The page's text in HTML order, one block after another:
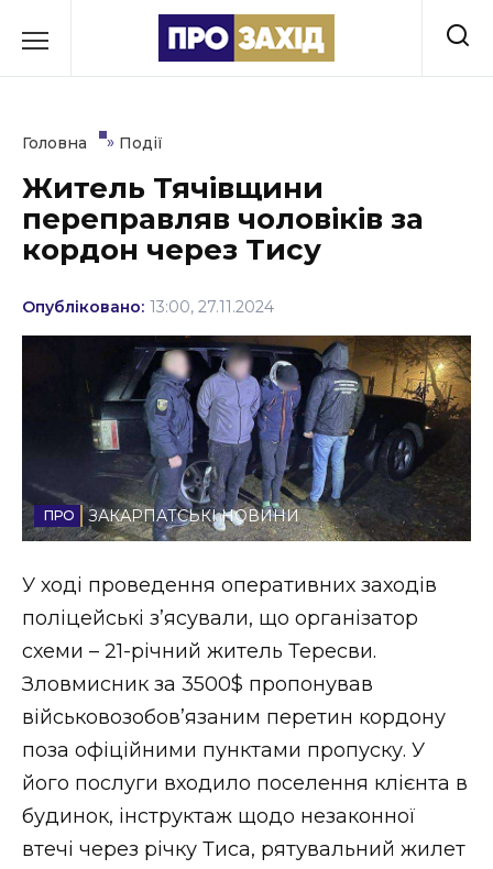
до
Культура
Освіта
Події
Політика
Соціум
Стиль життя
Втрачений Ужгород (відеоверсія)
ЗАКАРПАТСЬКІ НОВИНИ
НОВИНИ ЗАХІДНОЇ УКРАЇНИ
Головна » Події
Житель Тячівщини
переправляв чоловіків за
кордон через Тису
Опубліковано: 13:00, 27.11.2024
ЗАКАРПАТСЬКІ НОВИНИ
У ході проведення оперативних заходів
поліцейські з’ясували, що організатор
схеми – 21-річний житель Тересви.
Зловмисник за 3500$ пропонував
військовозобов’язаним перетин кордону
поза офіційними пунктами пропуску. У
його послуги входило поселення клієнта в
будинок, інструктаж щодо незаконної
втечі через річку Тиса, рятувальний жилет